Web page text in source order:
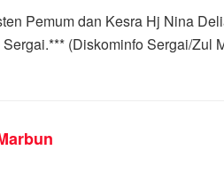
Pemum dan Kesra Hj Nina
(Diskominfo Sergai/Zul